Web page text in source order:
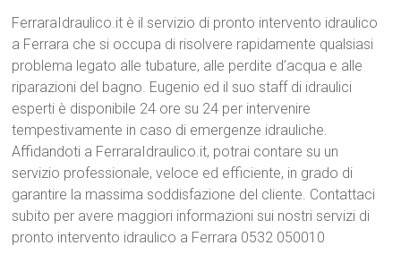
FerraraIdraulico.it è il servizio di pronto intervento idraulico
a Ferrara che si occupa di risolvere rapidamente qualsiasi
problema legato alle tubature, alle perdite d’acqua e alle
riparazioni del bagno. Eugenio ed il suo staff di idraulici
esperti è disponibile 24 ore su 24 per intervenire
tempestivamente in caso di emergenze idrauliche.
Affidandoti a FerraraIdraulico.it, potrai contare su un
servizio professionale, veloce ed efficiente, in grado di
garantire la massima soddisfazione del cliente. Contattaci
subito per avere maggiori informazioni sui nostri servizi di
pronto intervento idraulico a Ferrara 0532 050010